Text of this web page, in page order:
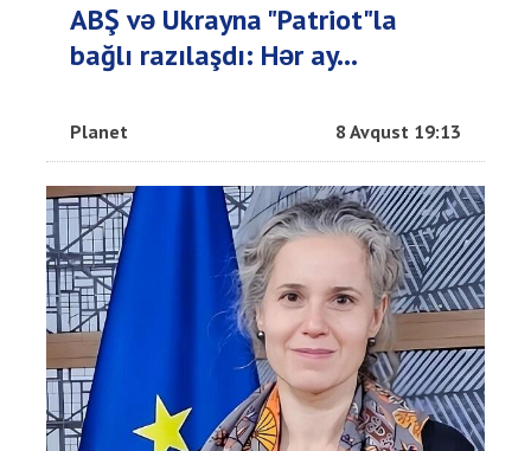
ABŞ və Ukrayna "Patriot"la
bağlı razılaşdı: Hər ay...
Planet 8 Avqust 19:13